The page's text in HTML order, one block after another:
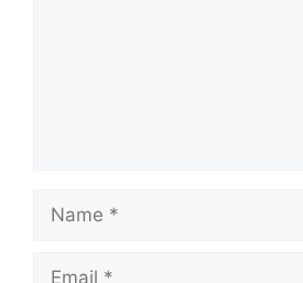
Name
Email